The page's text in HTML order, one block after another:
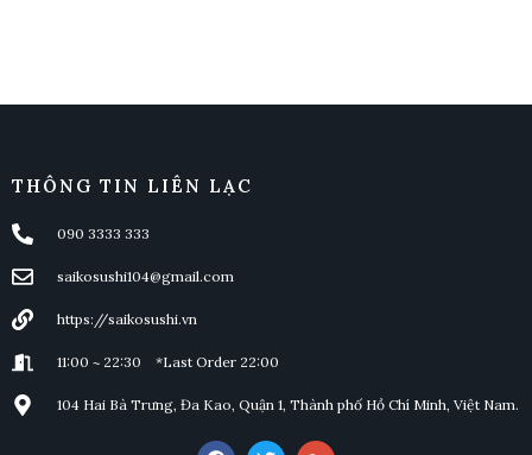
THÔNG TIN LIÊN LẠC
090 3333 333
saikosushi104@gmail.com
https://saikosushi.vn
11:00 ~ 22:30 *Last Order 22:00
104 Hai Bà Trưng, Đa Kao, Quận 1, Thành phố Hồ Chí Minh, Việt Nam.